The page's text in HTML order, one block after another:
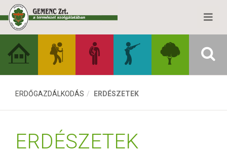
ERDŐGAZDÁLKODÁS ERDÉSZETEK
ERDÉSZETEK